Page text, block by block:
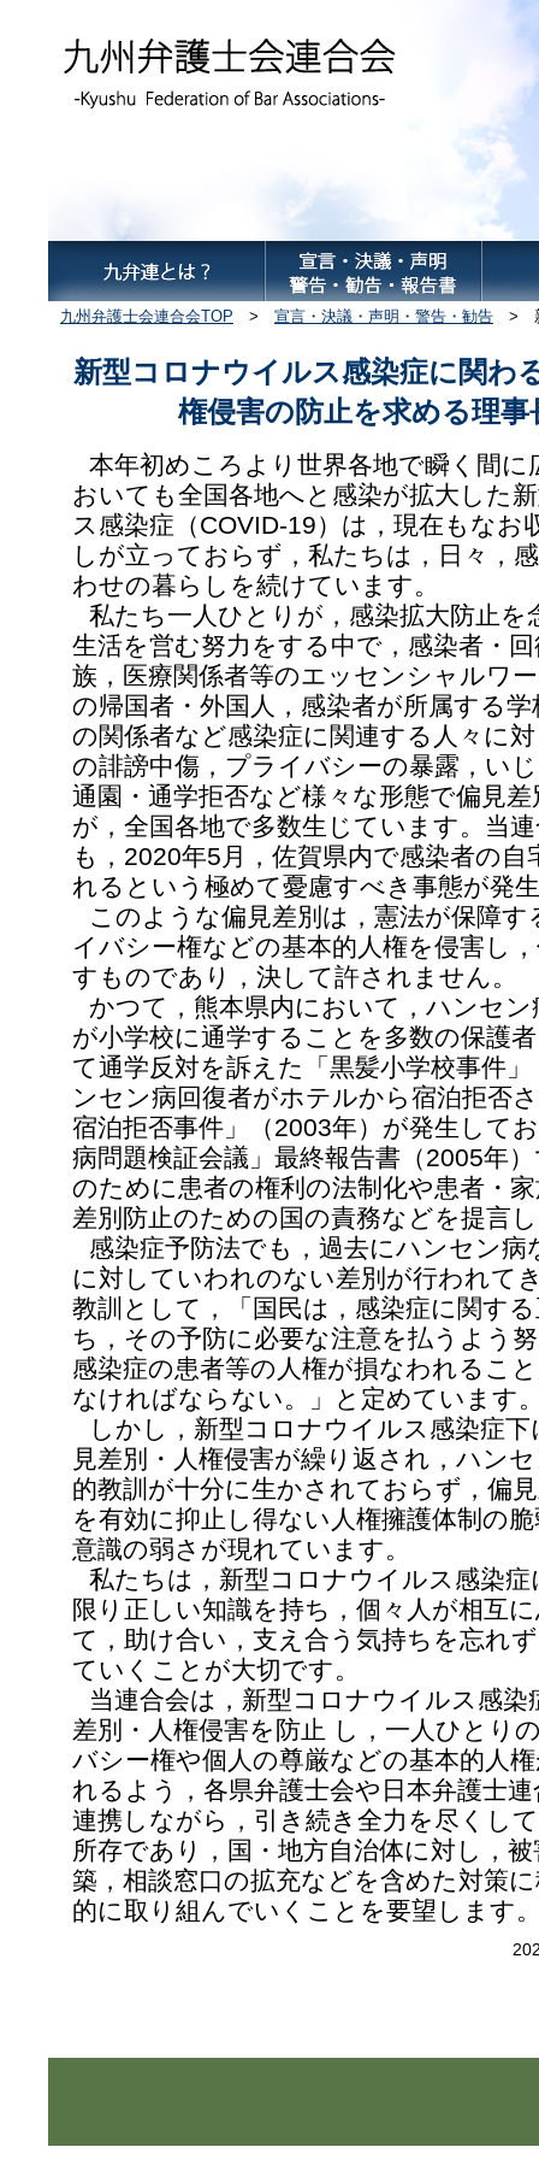
九州弁護士会連合会TOP > 宣言・決議・声明・警告・勧告 > 新
新型コロナウイルス感染症に関わ
権侵害の防止を求める理事
本年初めころより世界各地で瞬く間に
おいても全国各地へと感染が拡大した
ス感染症（COVID-19）は，現在もなお
しが立っておらず，私たちは，日々，
わせの暮らしを続けています。
私たち一人ひとりが，感染拡大防止を
生活を営む努力をする中で，感染者・
族，医療関係者等のエッセンシャルワ
の帰国者・外国人，感染者が所属する
の関係者など感染症に関連する人々に
の誹謗中傷，プライバシーの暴露，い
通園・通学拒否など様々な形態で偏見差
が，全国各地で多数生じています。当
も，2020年5月，佐賀県内で感染者の
れるという極めて憂慮すべき事態が発
このような偏見差別は，憲法が保障す
イバシー権などの基本的人権を侵害し
すものであり，決して許されません。
かつて，熊本県内において，ハンセ
が小学校に通学することを多数の保護
て通学反対を訴えた「黒髪小学校事件
ンセン病回復者がホテルから宿泊拒否
宿泊拒否事件」（2003年）が発生して
病問題検証会議」最終報告書（2005年
のために患者の権利の法制化や患者・
差別防止のための国の責務などを提言
感染症予防法でも，過去にハンセン病
に対していわれのない差別が行われて
教訓として，「国民は，感染症に関す
ち，その予防に必要な注意を払うよう
感染症の患者等の人権が損なわれるこ
なければならない。」と定めています
しかし，新型コロナウイルス感染症
見差別・人権侵害が繰り返され，ハン
的教訓が十分に生かされておらず，偏
を有効に抑止し得ない人権擁護体制の
意識の弱さが現れています。
私たちは，新型コロナウイルス感染
限り正しい知識を持ち，個々人が相互
て，助け合い，支え合う気持ちを忘れ
ていくことが大切です。
当連合会は，新型コロナウイルス感染
差別・人権侵害を防止 し，一人ひとり
バシー権や個人の尊厳などの基本的人
れるよう，各県弁護士会や日本弁護士
連携しながら，引き続き全力を尽くし
所存であり，国・地方自治体に対し，
築，相談窓口の拡充などを含めた対策
的に取り組んでいくことを要望します